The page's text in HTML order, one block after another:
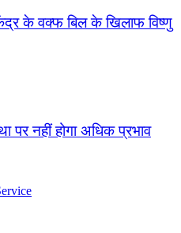
के वक्फ बिल के खिलाफ विष्णु
पर नहीं होगा अधिक प्रभाव